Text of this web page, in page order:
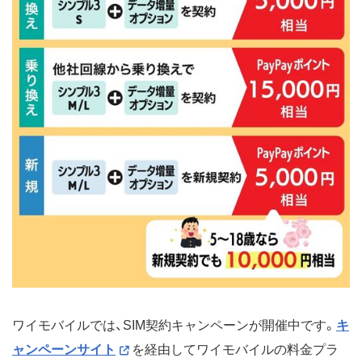
ワイモバイルでは、SIM契約キャンペーンが開催中です。 キ
ャンペーンサイト
を経由してワイモバイルの料金プラ